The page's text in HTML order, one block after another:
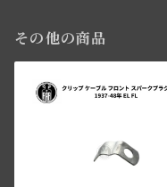
その他の商品